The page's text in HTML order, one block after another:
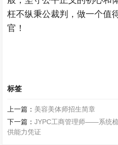
枉不纵秉公裁判，做一个值
官！
标签
上一篇： 美容美体师招生简章
下一篇：JYPC工商管理师——系统
供能力凭证